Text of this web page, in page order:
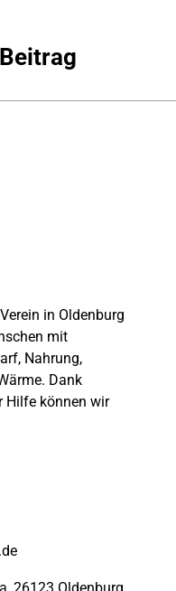
in Oldenburg
mit
Nahrung,
Dank
Hilfe können wir
26123 Oldenburg